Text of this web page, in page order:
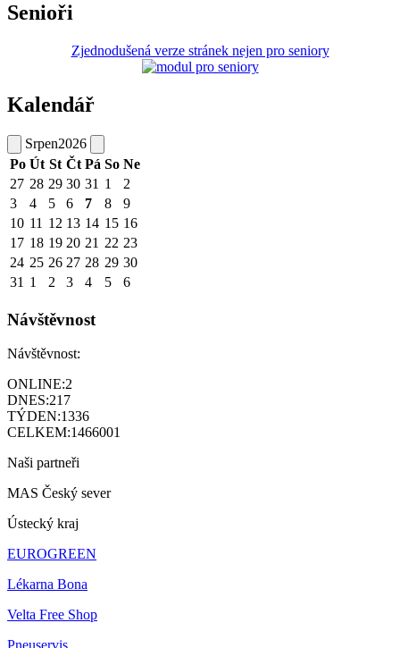
Senioři
Zjednodušená verze stránek nejen pro seniory
Kalendář
Srpen2026
Po Út St Čt Pá So Ne
27 28 29 30 31 1
2
3
4 5 6 7 8
9
10 11 12 13 14 15 16
17 18 19 20 21 22 23
24 25 26 27 28 29 30
31 1 2 3 4 5 6
Návštěvnost
Návštěvnost:
ONLINE:2
DNES:217
TÝDEN:1336
CELKEM:1466001
Naši partneři
MAS Český sever
Ústecký kraj
EUROGREEN
Lékarna Bona
Velta Free Shop